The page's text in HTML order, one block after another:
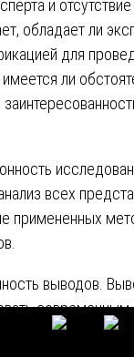
и
обладает ли
для
ли
всех
примененных
выводов.
рекомендациям,